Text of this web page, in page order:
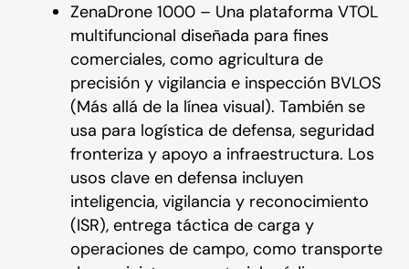
ZenaDrone 1000 – Una plataforma VTOL
multifuncional diseñada para fines
comerciales, como agricultura de
precisión y vigilancia e inspección BVLOS
(Más allá de la línea visual). También se
usa para logística de defensa, seguridad
fronteriza y apoyo a infraestructura. Los
usos clave en defensa incluyen
inteligencia, vigilancia y reconocimiento
(ISR), entrega táctica de carga y
operaciones de campo, como transporte